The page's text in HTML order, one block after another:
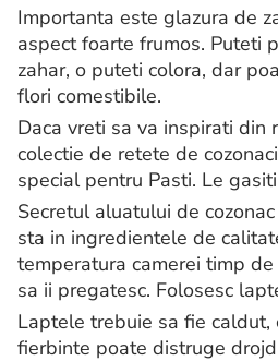
Importanta este glazura de
aspect foarte frumos. Puteti
zahar, o puteti colora, dar
flori comestibile.
Daca vreti sa va inspirati din
colectie de retete de
special pentru Pasti. Le
Secretul aluatului de
sta in ingredientele de
temperatura camerei timp
sa ii pregatesc. Folosesc
Laptele trebuie sa fie caldut,
fierbinte poate distruge